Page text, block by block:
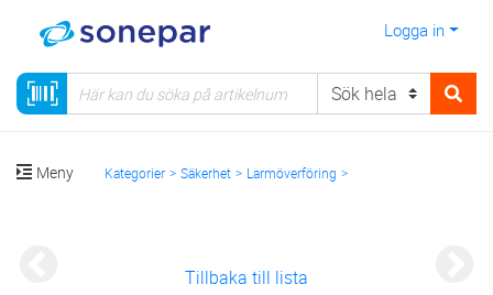
Logga in
Meny Kategorier Säkerhet Larmöverföring
Tillbaka till lista